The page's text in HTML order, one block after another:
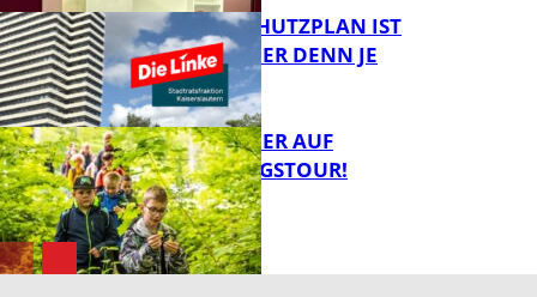
FB Gesundheit
FB News
EIN HITZESCHUTZPLAN IST
NOTWENDIGER DENN JE
MIT DEM JÄGER AUF
ENTDECKUNGSTOUR!